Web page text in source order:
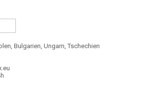
Bulgarien, Ungarn, Tschechien